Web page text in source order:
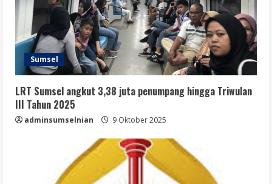
Sumsel
LRT Sumsel angkut 3,38 juta penumpang hingga Triwulan
III Tahun 2025
adminsumselnian 9 Oktober 2025